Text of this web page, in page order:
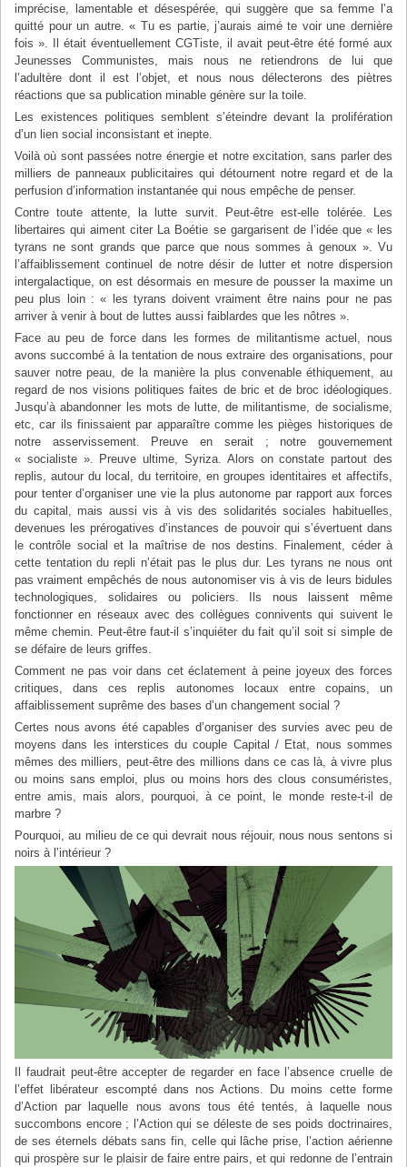
imprécise, lamentable et désespérée, qui suggère que sa femme l’a
quitté pour un autre. « Tu es partie, j’aurais aimé te voir une dernière
fois ». Il était éventuellement CGTiste, il avait peut-être été formé aux
Jeunesses Communistes, mais nous ne retiendrons de lui que
l’adultère dont il est l’objet, et nous nous délecterons des piètres
réactions que sa publication minable génère sur la toile.
Les existences politiques semblent s’éteindre devant la prolifération
d’un lien social inconsistant et inepte.
Voilà où sont passées notre énergie et notre excitation, sans parler des
milliers de panneaux publicitaires qui détournent notre regard et de la
perfusion d’information instantanée qui nous empêche de penser.
Contre toute attente, la lutte survit. Peut-être est-elle tolérée. Les
libertaires qui aiment citer La Boétie se gargarisent de l’idée que « les
tyrans ne sont grands que parce que nous sommes à genoux ». Vu
l’affaiblissement continuel de notre désir de lutter et notre dispersion
intergalactique, on est désormais en mesure de pousser la maxime un
peu plus loin : « les tyrans doivent vraiment être nains pour ne pas
arriver à venir à bout de luttes aussi faiblardes que les nôtres ».
Face au peu de force dans les formes de militantisme actuel, nous
avons succombé à la tentation de nous extraire des organisations, pour
sauver notre peau, de la manière la plus convenable éthiquement, au
regard de nos visions politiques faites de bric et de broc idéologiques.
Jusqu’à abandonner les mots de lutte, de militantisme, de socialisme,
etc, car ils finissaient par apparaître comme les pièges historiques de
notre asservissement. Preuve en serait ; notre gouvernement
« socialiste ». Preuve ultime, Syriza. Alors on constate partout des
replis, autour du local, du territoire, en groupes identitaires et affectifs,
pour tenter d’organiser une vie la plus autonome par rapport aux forces
du capital, mais aussi vis à vis des solidarités sociales habituelles,
devenues les prérogatives d’instances de pouvoir qui s’évertuent dans
le contrôle social et la maîtrise de nos destins. Finalement, céder à
cette tentation du repli n’était pas le plus dur. Les tyrans ne nous ont
pas vraiment empêchés de nous autonomiser vis à vis de leurs bidules
technologiques, solidaires ou policiers. Ils nous laissent même
fonctionner en réseaux avec des collègues connivents qui suivent le
même chemin. Peut-être faut-il s’inquiéter du fait qu’il soit si simple de
se défaire de leurs griffes.
Comment ne pas voir dans cet éclatement à peine joyeux des forces
critiques, dans ces replis autonomes locaux entre copains, un
affaiblissement suprême des bases d’un changement social ?
Certes nous avons été capables d’organiser des survies avec peu de
moyens dans les interstices du couple Capital / Etat, nous sommes
mêmes des milliers, peut-être des millions dans ce cas là, à vivre plus
ou moins sans emploi, plus ou moins hors des clous consuméristes,
entre amis, mais alors, pourquoi, à ce point, le monde reste-t-il de
marbre ?
Pourquoi, au milieu de ce qui devrait nous réjouir, nous nous sentons si
noirs à l’intérieur ?
Il faudrait peut-être accepter de regarder en face l’absence cruelle de
l’effet libérateur escompté dans nos Actions. Du moins cette forme
d’Action par laquelle nous avons tous été tentés, à laquelle nous
succombons encore ; l’Action qui se déleste de ses poids doctrinaires,
de ses éternels débats sans fin, celle qui lâche prise, l’action aérienne
qui prospère sur le plaisir de faire entre pairs, et qui redonne de l’entrain